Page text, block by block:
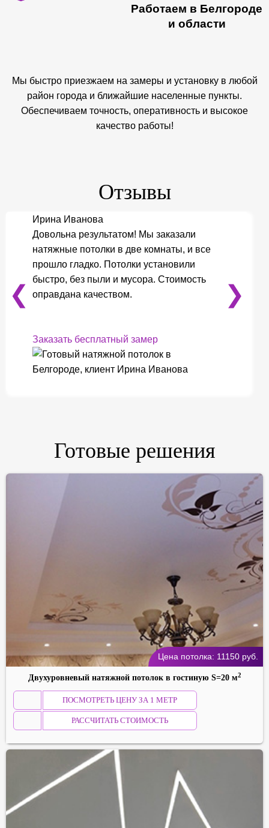
Работаем в Белгороде
и области
Мы быстро приезжаем на замеры и установку в любой
район города и ближайшие населенные пункты.
Обеспечиваем точность, оперативность и высокое
качество работы!
Отзывы
❮
Ирина Иванова
Довольна результатом! Мы заказали
натяжные потолки в две комнаты, и все
прошло гладко. Потолки установили
быстро, без пыли и мусора. Стоимость
оправдана качеством.
Заказать бесплатный замер
❯
Готовые решения
Цена потолка: 11150 руб.
Двухуровневый натяжной потолок в гостиную S=20 м2
ПОСМОТРЕТЬ ЦЕНУ ЗА 1 МЕТР
РАССЧИТАТЬ СТОИМОСТЬ